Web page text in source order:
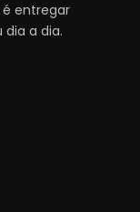
é entregar
a dia.